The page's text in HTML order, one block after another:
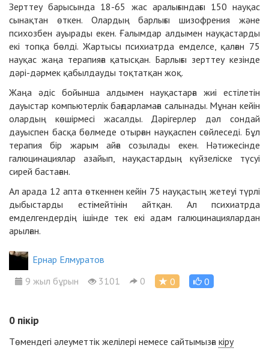
Зерттеу барысында 18-65 жас аралығындағы 150 науқас
сынақтан өткен. Олардың барлығы шизофрения және
психозбен ауырады екен. Ғалымдар алдымен науқастарды
екі топқа бөлді. Жартысы психиатрда емделсе, қалған 75
науқас жаңа терапияға қатысқан. Барлығы зерттеу кезінде
дәрі-дәрмек қабылдауды тоқтатқан жоқ.
Жаңа әдіс бойынша алдымен науқастарға жиі естілетін
дауыстар компьютерлік бағдарламаға салынады. Мұнан кейін
олардың көшірмесі жасалды. Дәрігерлер дәл сондай
дауыспен басқа бөлмеде отырған науқаспен сөйлеседі. Бұл
терапия бір жарым айға созылады екен. Нәтижесінде
галюцинациялар азайып, науқастардың күйзеліске түсуі
сирей бастаған.
Ал арада 12 апта өткеннен кейін 75 науқастың жетеуі түрлі
дыбыстарды естімейтінін айтқан. Ал психиатрда
емделгендердің ішінде тек екі адам галюцинациялардан
арылған.
Ернар Елмуратов
9 жыл бұрын
3101 0 0 0
0 пікір
Төмендегі әлеуметтік желілері немесе сайтымызға кіру